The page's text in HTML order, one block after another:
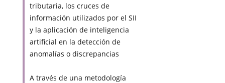
tributaria, los cruces de
información utilizados por el SII
y la aplicación de inteligencia
artificial en la detección de
anomalías o discrepancias
A través de una metodología